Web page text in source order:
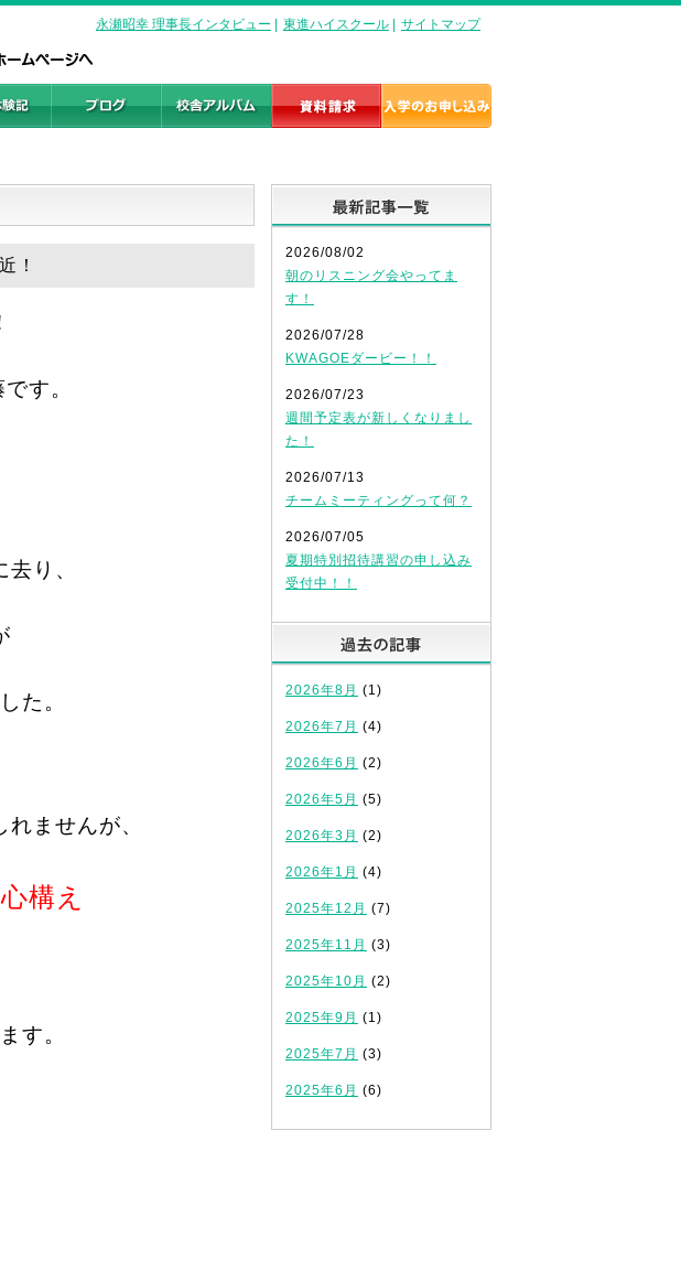
永瀬昭幸 理事長インタビュー 東進ハイスクール サイトマップ
！
す。
り、
た。
ませんが、
構え
す。
2026/08/02
朝のリスニング会やってま
す！
2026/07/28
KWAGOEダービー！！
2026/07/23
週間予定表が新しくなりまし
た！
2026/07/13
チームミーティングって何？
2026/07/05
夏期特別招待講習の申し込み
受付中！！
2026年8月 (1)
2026年7月 (4)
2026年6月 (2)
2026年5月 (5)
2026年3月 (2)
2026年1月 (4)
2025年12月 (7)
2025年11月 (3)
2025年10月 (2)
2025年9月 (1)
2025年7月 (3)
2025年6月 (6)